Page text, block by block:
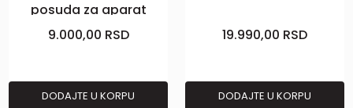
posuda za aparat
Babycook Neo,sivi
9.000,00 RSD
DODAJTE U KORPU
19.990,00 RSD
DODAJTE U KORPU